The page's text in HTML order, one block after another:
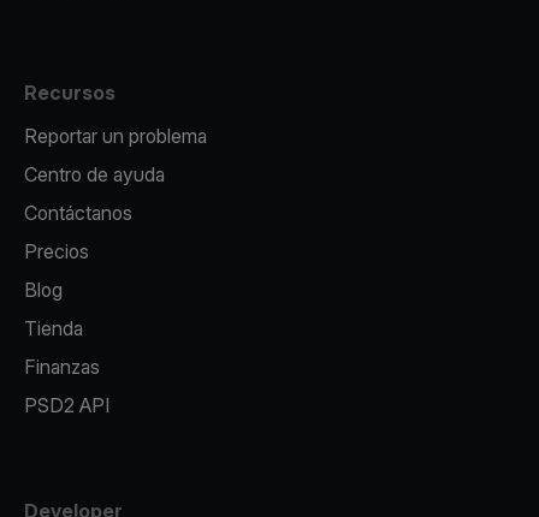
Recursos
Reportar un problema
Centro de ayuda
Contáctanos
Precios
Blog
Tienda
Finanzas
PSD2 API
Developer